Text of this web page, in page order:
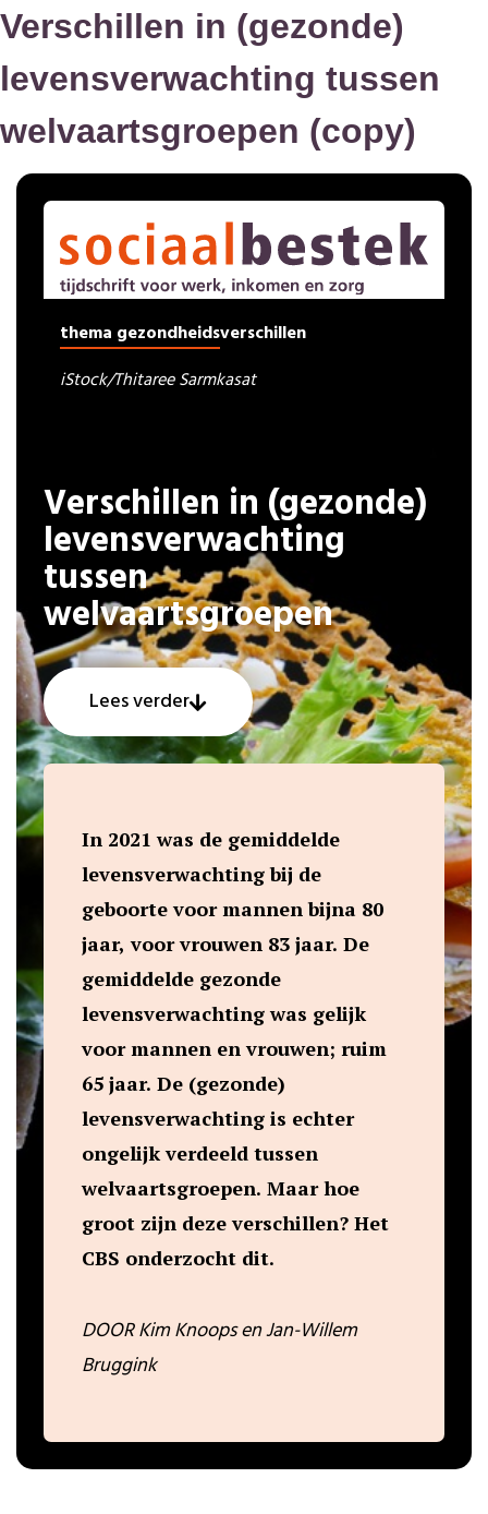
Verschillen in (gezonde)
levensverwachting tussen
welvaartsgroepen (copy)
thema gezondheidsverschillen
iStock/Thitaree Sarmkasat
Verschillen in (gezonde)
levensverwachting
tussen
welvaartsgroepen
Lees verder
In 2021 was de gemiddelde
levensverwachting bij de
geboorte voor mannen bijna 80
jaar, voor vrouwen 83 jaar. De
gemiddelde gezonde
levensverwachting was gelijk
voor mannen en vrouwen; ruim
65 jaar. De (gezonde)
levensverwachting is echter
ongelijk verdeeld tussen
welvaartsgroepen. Maar hoe
groot zijn deze verschillen? Het
CBS onderzocht dit.
DOOR Kim Knoops en Jan-Willem
Bruggink